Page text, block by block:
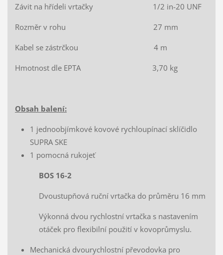
Závit na hřídeli vrtačky 1/2 in-20 UNF
Rozměr v rohu 27 mm
Kabel se zástrčkou 4 m
Hmotnost dle EPTA 3,70 kg
Obsah balení:
1 jednoobjímkové kovové rychloupínací sklíčidlo
SUPRA SKE
1 pomocná rukojeť
BOS 16-2
Dvoustupňová ruční vrtačka do průměru 16 mm
Výkonná dvou rychlostní vrtačka s nastavením
otáček pro flexibilní použití v kovoprůmyslu.
Mechanická dvourychlostní převodovka pro